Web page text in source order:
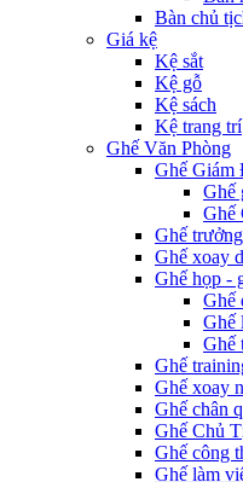
Bàn chủ
Giá kệ
Kệ sắt
Kệ gỗ
Kệ sách
Kệ trang trí
Ghế Văn Phòng
Ghế Giám
Ghế
Ghế
Ghế
Ghế xoay
Ghế họp -
Ghế
Ghế
Ghế
Ghế
Ghế xoay
Ghế chân
Ghế Chủ
Ghế công
Ghế làm